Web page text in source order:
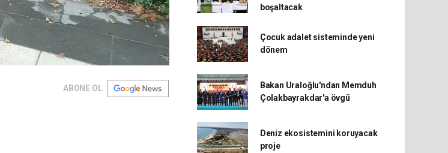
ABONE OL
boşaltacak
Çocuk adalet sisteminde yeni
dönem
Bakan Uraloğlu'ndan Memduh
Çolakbayrakdar'a övgü
Deniz ekosistemini koruyacak
proje